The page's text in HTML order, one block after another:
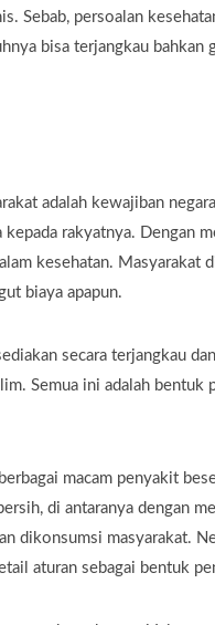
Sebab, persoalan
bisa terjangkau bahkan
adalah kewajiban
rakyatnya. Dengan
kesehatan. Masyarakat
biaya apapun.
secara terjangkau
Semua ini adalah bentuk
macam penyakit
di antaranya dengan
dikonsumsi masyarakat.
aturan sebagai bentuk